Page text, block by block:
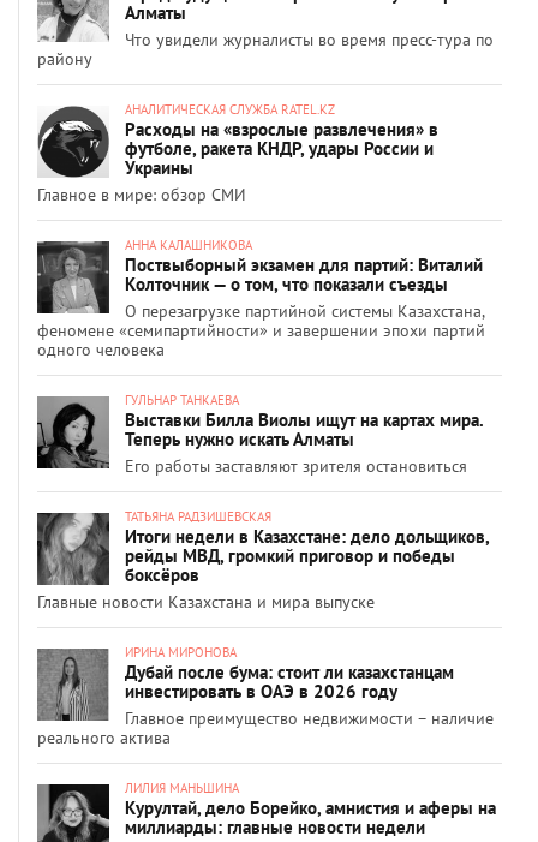
Алматы
Что увидели журналисты во время пресс-тура по
району
АНАЛИТИЧЕСКАЯ СЛУЖБА RATEL.KZ
Расходы на «взрослые развлечения» в
футболе, ракета КНДР, удары России и
Украины
Главное в мире: обзор СМИ
АННА КАЛАШНИКОВА
Поствыборный экзамен для партий: Виталий
Колточник — о том, что показали съезды
О перезагрузке партийной системы Казахстана,
феномене «семипартийности» и завершении эпохи партий
одного человека
ГУЛЬНАР ТАНКАЕВА
Выставки Билла Виолы ищут на картах мира.
Теперь нужно искать Алматы
Его работы заставляют зрителя остановиться
ТАТЬЯНА РАДЗИШЕВСКАЯ
Итоги недели в Казахстане: дело дольщиков,
рейды МВД, громкий приговор и победы
боксёров
Главные новости Казахстана и мира выпуске
ИРИНА МИРОНОВА
Дубай после бума: стоит ли казахстанцам
инвестировать в ОАЭ в 2026 году
Главное преимущество недвижимости – наличие
реального актива
ЛИЛИЯ МАНЬШИНА
Курултай, дело Борейко, амнистия и аферы на
миллиарды: главные новости недели